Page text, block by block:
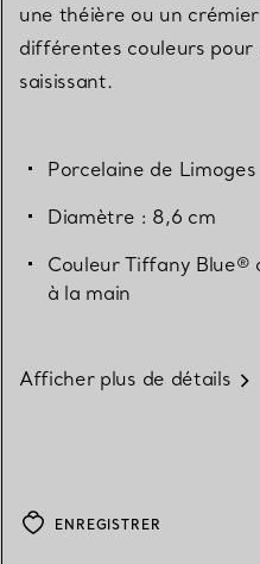
une théière ou un
différentes couleurs pour
saisissant.
Porcelaine de Limoges
Diamètre : 8,6 cm
Couleur Tiffany Blue®
à la main
Afficher plus de détails
ENREGISTRER